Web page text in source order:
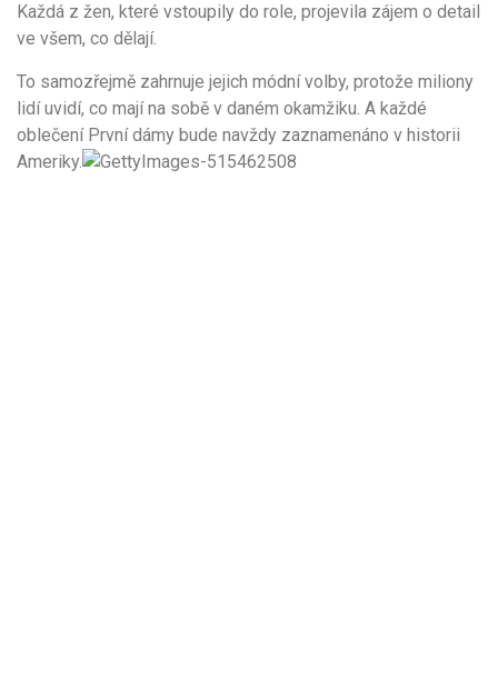
Každá z žen, které vstoupily do role, projevila zájem o detail
ve všem, co dělají.
To samozřejmě zahrnuje jejich módní volby, protože miliony
lidí uvidí, co mají na sobě v daném okamžiku. A každé
oblečení První dámy bude navždy zaznamenáno v historii
Ameriky.